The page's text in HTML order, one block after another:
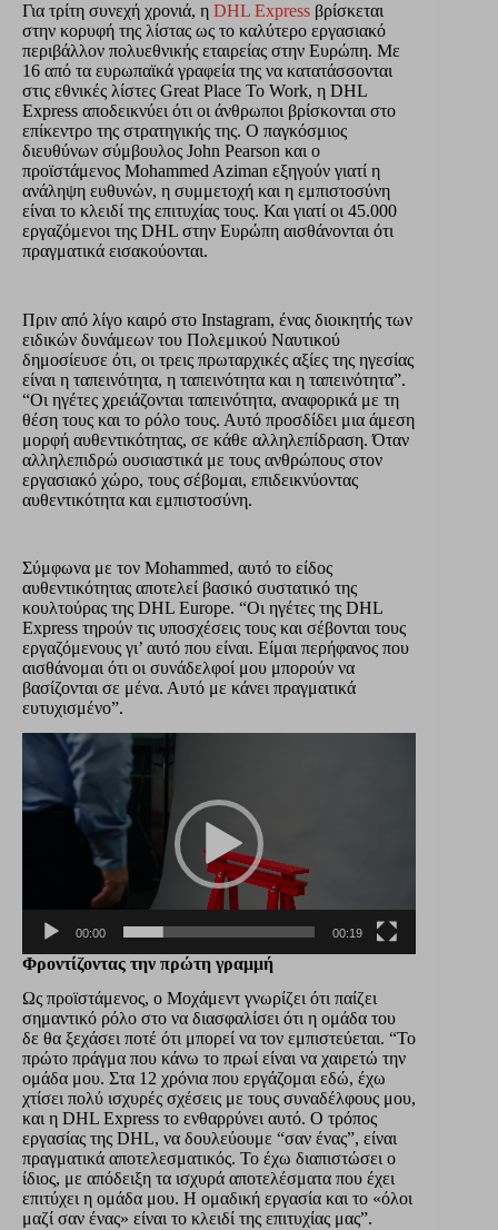
Για τρίτη συνεχή χρονιά, η DHL Express βρίσκεται
στην κορυφή της λίστας ως το καλύτερο εργασιακό
περιβάλλον πολυεθνικής εταιρείας στην Ευρώπη. Με
16 από τα ευρωπαϊκά γραφεία της να κατατάσσονται
στις εθνικές λίστες Great Place To Work, η DHL
Express αποδεικνύει ότι οι άνθρωποι βρίσκονται στο
επίκεντρο της στρατηγικής της. Ο παγκόσμιος
διευθύνων σύμβουλος John Pearson και ο
προϊστάμενος Mohammed Aziman εξηγούν γιατί η
ανάληψη ευθυνών, η συμμετοχή και η εμπιστοσύνη
είναι το κλειδί της επιτυχίας τους. Και γιατί οι 45.000
εργαζόμενοι της DHL στην Ευρώπη αισθάνονται ότι
πραγματικά εισακούονται.
Πριν από λίγο καιρό στο Instagram, ένας διοικητής των
ειδικών δυνάμεων του Πολεμικού Ναυτικού
δημοσίευσε ότι, οι τρεις πρωταρχικές αξίες της ηγεσίας
είναι η ταπεινότητα, η ταπεινότητα και η ταπεινότητα”.
“Οι ηγέτες χρειάζονται ταπεινότητα, αναφορικά με τη
θέση τους και το ρόλο τους. Αυτό προσδίδει μια άμεση
μορφή αυθεντικότητας, σε κάθε αλληλεπίδραση. Όταν
αλληλεπιδρώ ουσιαστικά με τους ανθρώπους στον
εργασιακό χώρο, τους σέβομαι, επιδεικνύοντας
αυθεντικότητα και εμπιστοσύνη.
Σύμφωνα με τον Mohammed, αυτό το είδος
αυθεντικότητας αποτελεί βασικό συστατικό της
κουλτούρας της DHL Europe. “Οι ηγέτες της DHL
Express τηρούν τις υποσχέσεις τους και σέβονται τους
εργαζόμενους γι’ αυτό που είναι. Είμαι περήφανος που
αισθάνομαι ότι οι συνάδελφοί μου μπορούν να
βασίζονται σε μένα. Αυτό με κάνει πραγματικά
ευτυχισμένο”.
Video
00:00 00:19
Φροντίζοντας την πρώτη γραμμή
Ως προϊστάμενος, ο Μοχάμεντ γνωρίζει ότι παίζει
σημαντικό ρόλο στο να διασφαλίσει ότι η ομάδα του
δε θα ξεχάσει ποτέ ότι μπορεί να τον εμπιστεύεται. “Το
πρώτο πράγμα που κάνω το πρωί είναι να χαιρετώ την
ομάδα μου. Στα 12 χρόνια που εργάζομαι εδώ, έχω
χτίσει πολύ ισχυρές σχέσεις με τους συναδέλφους μου,
και η DHL Express το ενθαρρύνει αυτό. Ο τρόπος
εργασίας της DHL, να δουλεύουμε “σαν ένας”, είναι
πραγματικά αποτελεσματικός. Το έχω διαπιστώσει ο
ίδιος, με απόδειξη τα ισχυρά αποτελέσματα που έχει
επιτύχει η ομάδα μου. Η ομαδική εργασία και το «όλοι
μαζί σαν ένας» είναι το κλειδί της επιτυχίας μας”.